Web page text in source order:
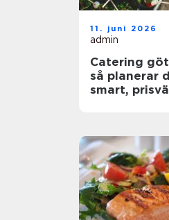
11. juni 2026
admin
Catering
så planerar
smart,